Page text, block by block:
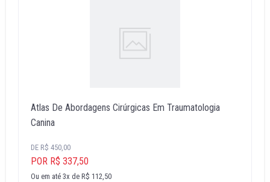
Atlas De Abordagens Cirúrgicas Em Traumatologia
Canina
DE R$ 450,00
POR R$ 337,50
Ou em até 3x de R$ 112,50